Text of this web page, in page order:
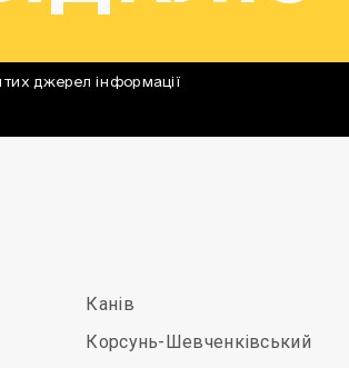
Канів
Корсунь-Шевченківський